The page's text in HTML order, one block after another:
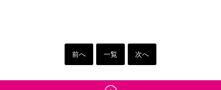
前へ 一覧 次へ